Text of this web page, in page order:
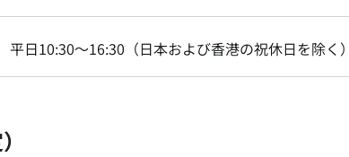
平日10:30〜16:30（日本および香港の祝休日を除く）